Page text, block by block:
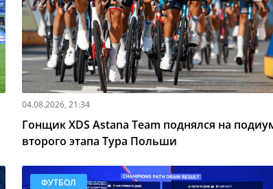
04.08.2026, 21:34
Гонщик XDS Astana Team поднялся на
второго этапа Тура Польши
ФУТБОЛ